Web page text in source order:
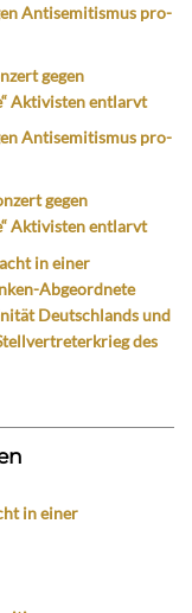
Antisemitismus pro-
gegen
Aktivisten entlarvt
Antisemitismus pro-
gegen
Aktivisten entlarvt
in einer
Abgeordnete
Deutschlands und
des
in einer